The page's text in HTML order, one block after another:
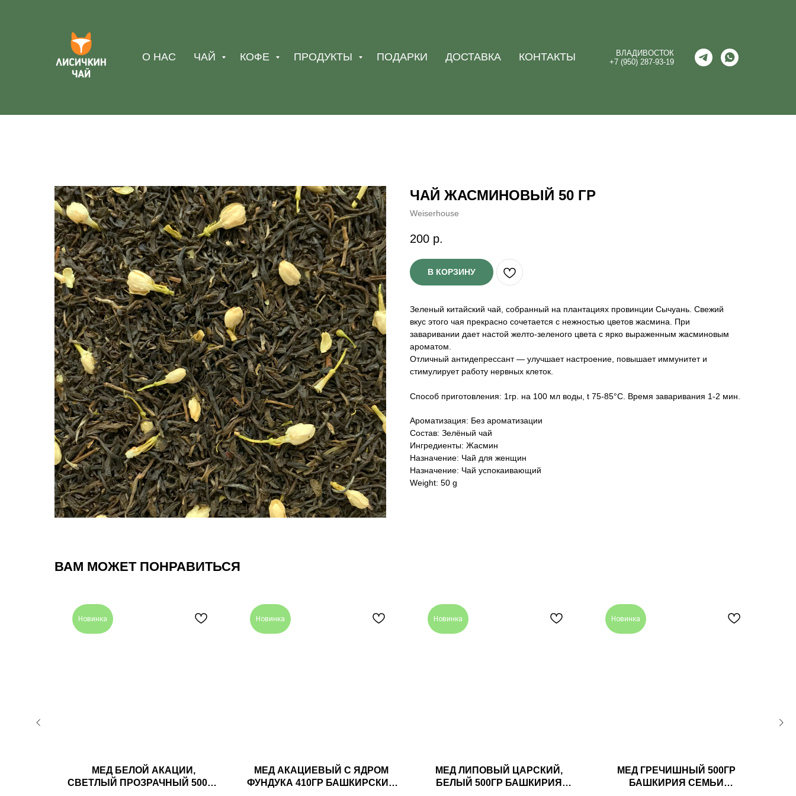
О НАС ЧАЙ КОФЕ ПРОДУКТЫ ПОДАРКИ ДОСТАВКА КОНТАКТЫ
ВЛАДИВОСТОК
+7 (950) 287-93-19
ЧАЙ ЖАСМИНОВЫЙ 50 ГР
Weiserhouse
200 р.
В КОРЗИНУ
Зеленый китайский чай, собранный на плантациях провинции Сычуань. Свежий
вкус этого чая прекрасно сочетается с нежностью цветов жасмина. При
заваривании дает настой желто-зеленого цвета с ярко выраженным жасминовым
ароматом.
Отличный антидепрессант — улучшает настроение, повышает иммунитет и
стимулирует работу нервных клеток.
Способ приготовления: 1гр. на 100 мл воды, t 75-85°С. Время заваривания 1-2 мин.
Ароматизация: Без ароматизации
Состав: Зелёный чай
Ингредиенты: Жасмин
Назначение: Чай для женщин
Назначение: Чай успокаивающий
Weight: 50 g
ВАМ МОЖЕТ ПОНРАВИТЬСЯ
Новинка
МЕД БЕЛОЙ АКАЦИИ,
СВЕТЛЫЙ ПРОЗРАЧНЫЙ 500ГР
Новинка
МЕД АКАЦИЕВЫЙ С ЯДРОМ
ФУНДУКА 410ГР БАШКИРСКИЙ
Новинка
МЕД ЛИПОВЫЙ ЦАРСКИЙ,
БЕЛЫЙ 500ГР БАШКИРИЯ
Новинка
МЕД ГРЕЧИШНЫЙ 500ГР
БАШКИРИЯ СЕМЬИ